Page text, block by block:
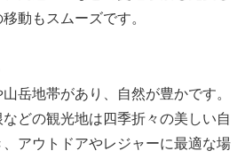
動もスムーズです。
岳地帯があり、自然が豊かです。
どの観光地は四季折々の美しい自
アウトドアやレジャーに最適な場